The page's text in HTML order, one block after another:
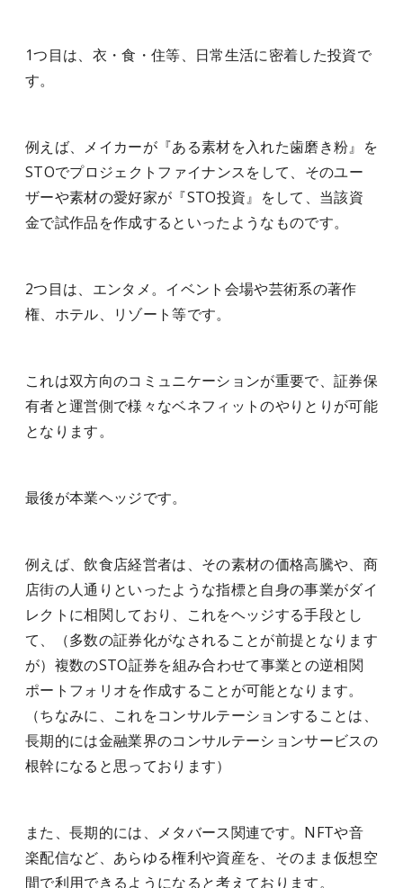
1つ目は、衣・食・住等、日常生活に密着した投資で
す。
例えば、メイカーが『ある素材を入れた歯磨き粉』を
STOでプロジェクトファイナンスをして、そのユー
ザーや素材の愛好家が『STO投資』をして、当該資
金で試作品を作成するといったようなものです。
2つ目は、エンタメ。イベント会場や芸術系の著作
権、ホテル、リゾート等です。
これは双方向のコミュニケーションが重要で、証券保
有者と運営側で様々なベネフィットのやりとりが可能
となります。
最後が本業ヘッジです。
例えば、飲食店経営者は、その素材の価格高騰や、商
店街の人通りといったような指標と自身の事業がダイ
レクトに相関しており、これをヘッジする手段とし
て、（多数の証券化がなされることが前提となります
が）複数のSTO証券を組み合わせて事業との逆相関
ポートフォリオを作成することが可能となります。
（ちなみに、これをコンサルテーションすることは、
長期的には金融業界のコンサルテーションサービスの
根幹になると思っております）
また、長期的には、メタバース関連です。NFTや音
楽配信など、あらゆる権利や資産を、そのまま仮想空
間で利用できるようになると考えております。